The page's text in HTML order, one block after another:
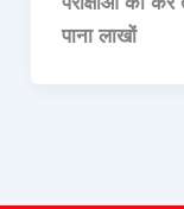
पाना लाखों